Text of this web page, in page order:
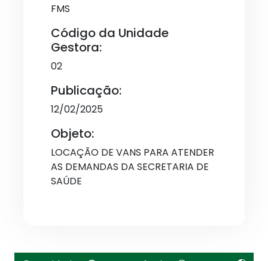
FMS
Código da Unidade
Gestora:
02
Publicação:
12/02/2025
Objeto:
LOCAÇÃO DE VANS PARA ATENDER
AS DEMANDAS DA SECRETARIA DE
SAÚDE